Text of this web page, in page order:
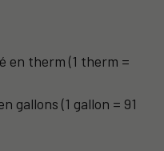
en therm (1 therm =
gallons (1 gallon = 91